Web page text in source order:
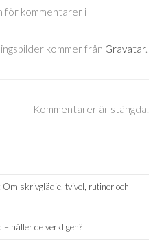
för kommentarer i
kommer från Gravatar.
Kommentarer är stängda.
skrivglädje, tvivel, rutiner och
håller de verkligen?